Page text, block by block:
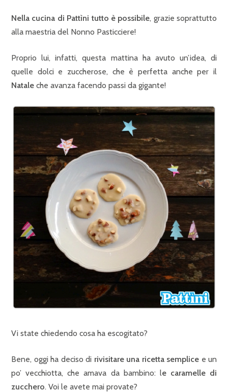
Nella cucina di Pattìni tutto è possibile, grazie soprattutto
alla maestria del Nonno Pasticciere!
Proprio lui, infatti, questa mattina ha avuto un’idea, di
quelle dolci e zuccherose, che è perfetta anche per il
Natale che avanza facendo passi da gigante!
Vi state chiedendo cosa ha escogitato?
Bene, oggi ha deciso di rivisitare una ricetta semplice e un
po’ vecchiotta, che amava da bambino: le caramelle di
zucchero. Voi le avete mai provate?